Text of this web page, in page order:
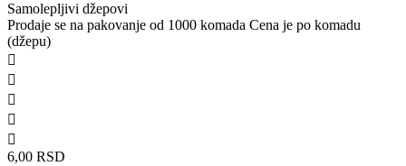
Samolepljivi džepovi
Prodaje se na pakovanje od 1000 komada Cena je po komadu
(džepu)





6,00 RSD